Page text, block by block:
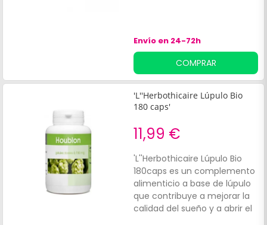
Envío en 24-72h
COMPRAR
'L''Herbothicaire Lúpulo Bio
180 caps'
11,99 €
'L''Herbothicaire Lúpulo Bio
180caps es un complemento
alimenticio a base de lúpulo
que contribuye a mejorar la
calidad del sueño y a abrir el